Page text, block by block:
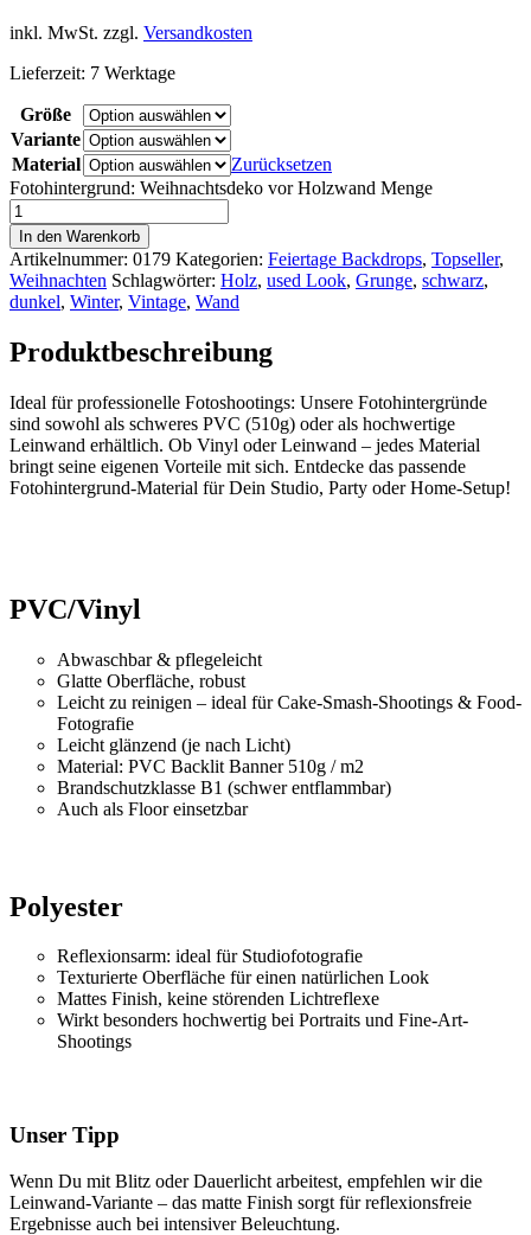
inkl. MwSt. zzgl. Versandkosten
Lieferzeit: 7 Werktage
Größe
Variante
Material
Zurücksetzen
Fotohintergrund: Weihnachtsdeko vor Holzwand Menge
In den Warenkorb
Artikelnummer: 0179 Kategorien: Feiertage Backdrops, Topseller,
Weihnachten Schlagwörter: Holz, used Look, Grunge, schwarz,
dunkel, Winter, Vintage, Wand
Produktbeschreibung
Ideal für professionelle Fotoshootings: Unsere Fotohintergründe
sind sowohl als schweres PVC (510g) oder als hochwertige
Leinwand erhältlich. Ob Vinyl oder Leinwand – jedes Material
bringt seine eigenen Vorteile mit sich. Entdecke das passende
Fotohintergrund-Material für Dein Studio, Party oder Home-Setup!
PVC/Vinyl
Abwaschbar & pflegeleicht
Glatte Oberfläche, robust
Leicht zu reinigen – ideal für Cake-Smash-Shootings & Food-
Fotografie
Leicht glänzend (je nach Licht)
Material: PVC Backlit Banner 510g / m2
Brandschutzklasse B1 (schwer entflammbar)
Auch als Floor einsetzbar
Polyester
Reflexionsarm: ideal für Studiofotografie
Texturierte Oberfläche für einen natürlichen Look
Mattes Finish, keine störenden Lichtreflexe
Wirkt besonders hochwertig bei Portraits und Fine-Art-
Shootings
Unser Tipp
Wenn Du mit Blitz oder Dauerlicht arbeitest, empfehlen wir die
Leinwand-Variante – das matte Finish sorgt für reflexionsfreie
Ergebnisse auch bei intensiver Beleuchtung.